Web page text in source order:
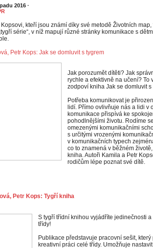
2016 ·
Kopsovi, kteří jsou známí díky své metodě Životních
série“, v níž mapují různé stránky komunikace s
Petr Kops: Jak se domluvit s tygrem
Jak porozumět dítěti? Jak
rychle a efektivně na učení? To
zodpoví kniha Jak se domluvit s
Potřeba komunikovat je
lidí. Přímo ovlivňuje nás a lidi v
komunikace přispívá ke
pohodlnějšími životu. Rodíme
omezenými komunikačními
s určitými vrozenými
v komunikačních typech
co to znamená v běžném
kniha. Autoři Kamila a Petr
rodičům lépe poznat své dítě.
Petr Kops: Tygří kniha
S tygří třídní knihou vyjádříte jedinečnosti
třídy!
Publikace představuje pracovní sešit,
kreativní práci celé třídy. Umožňuje